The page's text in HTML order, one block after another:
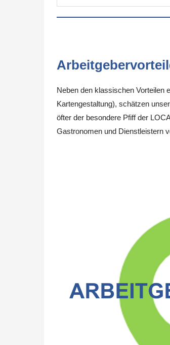
Neben den klassischen Vorteilen
Kartengestaltung), schätzen
öfter der besondere Pfiff der
Gastronomen und Dienstleistern